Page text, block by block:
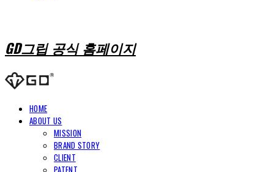
GD그립 공식 홈페이지
HOME
ABOUT US
MISSION
BRAND STORY
CLIENT
PATENT